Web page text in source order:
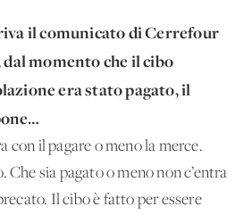
il comunicato di Cerrefour
momento che il cibo
era stato pagato, il
con il pagare o meno la merce.
Che sia pagato o meno non c’entra
Il cibo è fatto per essere